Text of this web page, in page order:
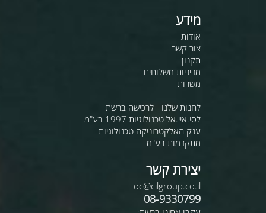
מידע
אודות
צור קשר
תקנון
מדיניות משלוחים
משרות
לחנות שלנו - לרכישה ברשת
לסי.איי.אל טכנולוגיות 1997 בע"מ
ענק האלקטרוניקה טכנולוגיות
מתקדמות בע"מ
יצירת קשר
oc@cilgroup.co.il
08-9330799